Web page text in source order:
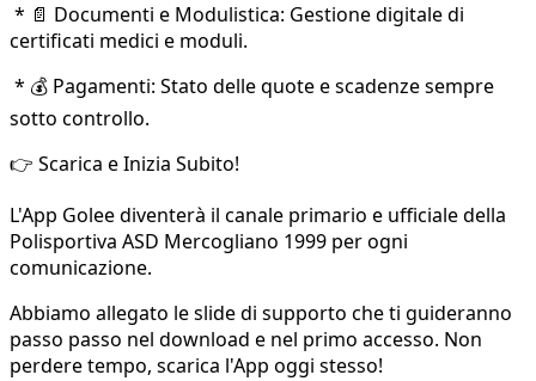
* 📄 Documenti e Modulistica: Gestione digitale di
certificati medici e moduli.
* 💰 Pagamenti: Stato delle quote e scadenze sempre
sotto controllo.
👉 Scarica e Inizia Subito!
L'App Golee diventerà il canale primario e ufficiale della
Polisportiva ASD Mercogliano 1999 per ogni
comunicazione.
Abbiamo allegato le slide di supporto che ti guideranno
passo passo nel download e nel primo accesso. Non
perdere tempo, scarica l'App oggi stesso!